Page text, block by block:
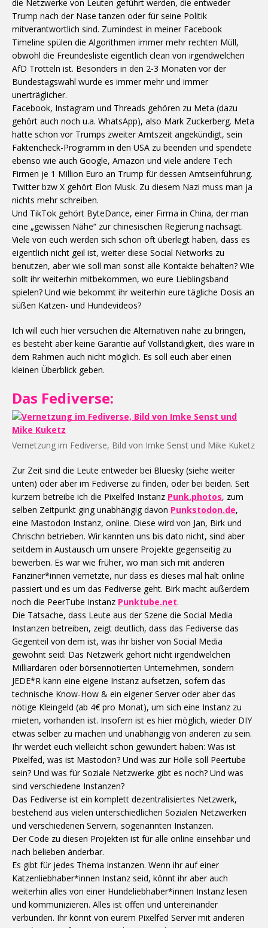
die Netzwerke von Leuten geführt werden, die entweder
Trump nach der Nase tanzen oder für seine Politik
mitverantwortlich sind. Zumindest in meiner Facebook
Timeline spülen die Algorithmen immer mehr rechten Müll,
obwohl die Freundesliste eigentlich clean von irgendwelchen
AfD Trotteln ist. Besonders in den 2-3 Monaten vor der
Bundestagswahl wurde es immer mehr und immer
unerträglicher.
Facebook, Instagram und Threads gehören zu Meta (dazu
gehört auch noch u.a. WhatsApp), also Mark Zuckerberg. Meta
hatte schon vor Trumps zweiter Amtszeit angekündigt, sein
Faktencheck-Programm in den USA zu beenden und spendete
ebenso wie auch Google, Amazon und viele andere Tech
Firmen je 1 Million Euro an Trump für dessen Amtseinführung.
Twitter bzw X gehört Elon Musk. Zu diesem Nazi muss man ja
nichts mehr schreiben.
Und TikTok gehört ByteDance, einer Firma in China, der man
eine „gewissen Nähe“ zur chinesischen Regierung nachsagt.
Viele von euch werden sich schon oft überlegt haben, dass es
eigentlich nicht geil ist, weiter diese Social Networks zu
benutzen, aber wie soll man sonst alle Kontakte behalten? Wie
sollt ihr weiterhin mitbekommen, wo eure Lieblingsband
spielen? Und wie bekommt ihr weiterhin eure tägliche Dosis an
süßen Katzen- und Hundevideos?
Ich will euch hier versuchen die Alternativen nahe zu bringen,
es besteht aber keine Garantie auf Vollständigkeit, dies wäre in
dem Rahmen auch nicht möglich. Es soll euch aber einen
kleinen Überblick geben.
Das Fediverse:
Vernetzung im Fediverse, Bild von Imke Senst und Mike Kuketz
Zur Zeit sind die Leute entweder bei Bluesky (siehe weiter
unten) oder aber im Fediverse zu finden, oder bei beiden. Seit
kurzem betreibe ich die Pixelfed Instanz Punk.photos, zum
selben Zeitpunkt ging unabhängig davon Punkstodon.de,
eine Mastodon Instanz, online. Diese wird von Jan, Birk und
Chrischn betrieben. Wir kannten uns bis dato nicht, sind aber
seitdem in Austausch um unsere Projekte gegenseitig zu
bewerben. Es war wie früher, wo man sich mit anderen
Fanziner*innen vernetzte, nur dass es dieses mal halt online
passiert und es um das Fediverse geht. Birk macht außerdem
noch die PeerTube Instanz Punktube.net.
Die Tatsache, dass Leute aus der Szene die Social Media
Instanzen betreiben, zeigt deutlich, dass das Fediverse das
Gegenteil von dem ist, was ihr bisher von Social Media
gewohnt seid: Das Netzwerk gehört nicht irgendwelchen
Milliardären oder börsennotierten Unternehmen, sondern
JEDE*R kann eine eigene Instanz aufsetzen, sofern das
technische Know-How & ein eigener Server oder aber das
nötige Kleingeld (ab 4€ pro Monat), um sich eine Instanz zu
mieten, vorhanden ist. Insofern ist es hier möglich, wieder DIY
etwas selber zu machen und unabhängig von anderen zu sein.
Ihr werdet euch vielleicht schon gewundert haben: Was ist
Pixelfed, was ist Mastodon? Und was zur Hölle soll Peertube
sein? Und was für Soziale Netzwerke gibt es noch? Und was
sind verschiedene Instanzen?
Das Fediverse ist ein komplett dezentralisiertes Netzwerk,
bestehend aus vielen unterschiedlichen Sozialen Netzwerken
und verschiedenen Servern, sogenannten Instanzen.
Der Code zu diesen Projekten ist für alle online einsehbar und
nach belieben änderbar.
Es gibt für jedes Thema Instanzen. Wenn ihr auf einer
Katzenliebhaber*innen Instanz seid, könnt ihr aber auch
weiterhin alles von einer Hundeliebhaber*innen Instanz lesen
und kommunizieren. Alles ist offen und untereinander
verbunden. Ihr könnt von eurem Pixelfed Server mit anderen